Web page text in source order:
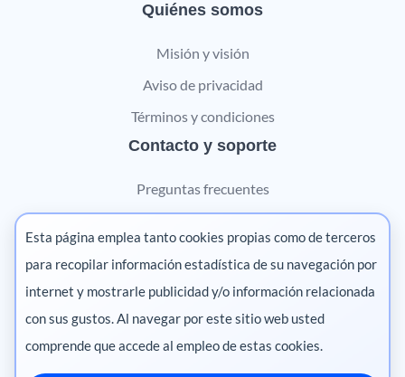
Quiénes somos
Misión y visión
Aviso de privacidad
Términos y condiciones
Contacto y soporte
Preguntas frecuentes
Contáctanos
Marketing digital
Pharma
Esta página emplea tanto cookies propias como de terceros
para recopilar información estadística de su navegación por
internet y mostrarle publicidad y/o información relacionada
con sus gustos. Al navegar por este sitio web usted
comprende que accede al empleo de estas cookies.